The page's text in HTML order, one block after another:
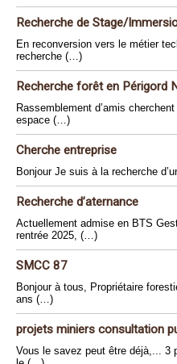
Recherche de Stage/
En reconversion vers le métier
recherche (…)
Recherche forêt en Périgord
Rassemblement d’amis
espace (…)
Cherche entreprise
Bonjour Je suis à la recherche
Recherche d’aternance
Actuellement admise en BTS
rentrée 2025, (…)
SMCC 87
Bonjour à tous, Propriétaire
ans (…)
projets miniers consultation
Vous le savez peut être déjà,... 3